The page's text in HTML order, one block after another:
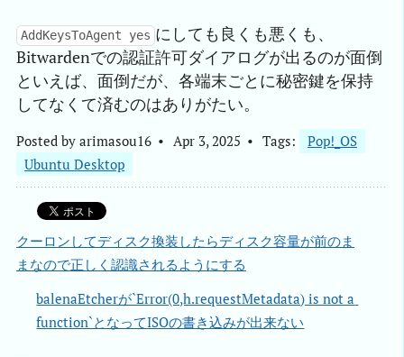
AddKeysToAgent yes にしても良くも悪くも、
Bitwardenでの認証許可ダイアログが出るのが面倒
といえば、面倒だが、各端末ごとに秘密鍵を保持
してなくて済むのはありがたい。
Posted by arimasou16 Apr 3, 2025 Tags:
Pop!_OS
Ubuntu Desktop
クーロンしてディスク換装したらディスク容量が前のま
まなので正しく認識されるようにする
balenaEtcherが`Error(0,h.requestMetadata) is not a
function`となってISOの書き込みが出来ない